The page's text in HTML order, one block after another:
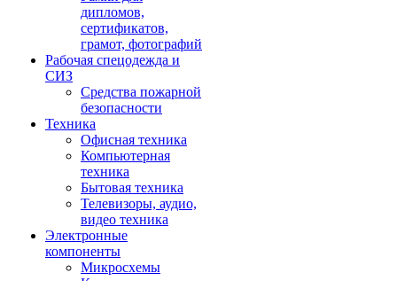
дипломов,
сертификатов,
грамот, фотографий
Рабочая спецодежда и
СИЗ
Средства пожарной
безопасности
Техника
Офисная техника
Компьютерная
техника
Бытовая техника
Телевизоры, аудио,
видео техника
Электронные
компоненты
Микросхемы